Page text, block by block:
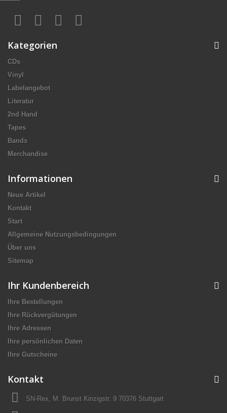
Kategorien
CDs
Vinyl
Labelangebot
Literatur
2nd Hand
Tapes
Bands
Merchandise
Informationen
Neue Artikel
Kontakt
Start
Allgemeine Nutzungsbedingungen
Über uns
Sitemap
Ihr Kundenbereich
Ihre Bestellungen
Ihre Rückvergütungen
Ihre Adressen
Ihre persönlichen Daten
Ihre Gutscheine
Kontakt
SN-Rex, M. Brunst Kinzigstr. 9 70376 Stuttgart